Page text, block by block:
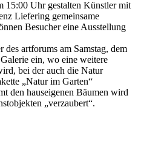
15:00 Uhr gestalten Künstler mit
Liefering gemeinsame
Besucher eine Ausstellung
artforums am Samstag, dem
ein, wo eine weitere
bei der auch die Natur
„Natur im Garten“
den hauseigenen Bäumen wird
„verzaubert“.